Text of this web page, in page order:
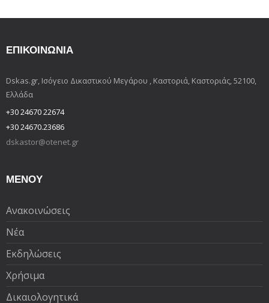
ΕΠΙΚΟΙΝΩΝΊΑ
Dskas.gr, Ισόγειο Δικαστικού Μεγάρου , Καστοριά, Καστοριάς, 52100,
Ελλάδα
+30 24670 22674
+30 24670.23686
dskastor@otenet.gr
ΜΕΝΟΥ
Ανακοινώσεις
Νέα
Εκδηλώσεις
Χρήσιμα
Δικαιολογητικά